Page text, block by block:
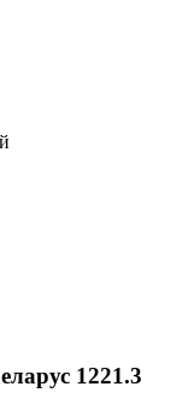
1221.3